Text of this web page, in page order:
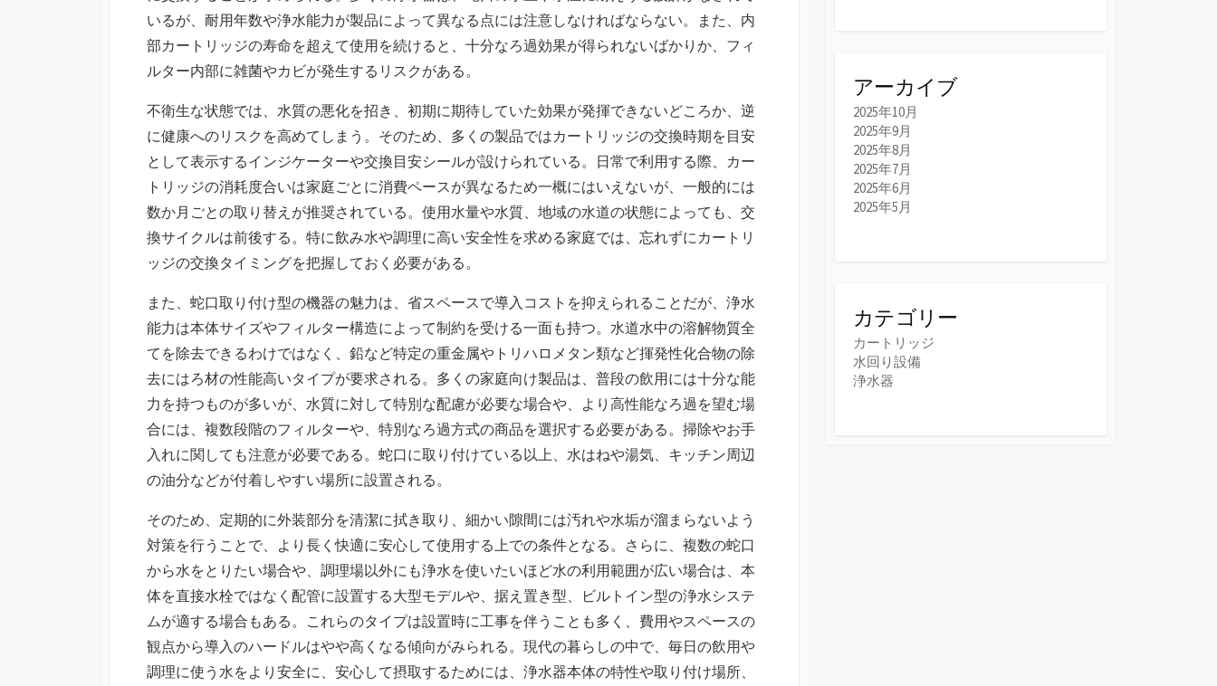
いるが、耐用年数や浄水能力が製品によって異なる点には注意しなければならない。また、内
部カートリッジの寿命を超えて使用を続けると、十分なろ過効果が得られないばかりか、フィ
ルター内部に雑菌やカビが発生するリスクがある。
不衛生な状態では、水質の悪化を招き、初期に期待していた効果が発揮できないどころか、逆
に健康へのリスクを高めてしまう。そのため、多くの製品ではカートリッジの交換時期を目安
として表示するインジケーターや交換目安シールが設けられている。日常で利用する際、カー
トリッジの消耗度合いは家庭ごとに消費ペースが異なるため一概にはいえないが、一般的には
数か月ごとの取り替えが推奨されている。使用水量や水質、地域の水道の状態によっても、交
換サイクルは前後する。特に飲み水や調理に高い安全性を求める家庭では、忘れずにカートリ
ッジの交換タイミングを把握しておく必要がある。
また、蛇口取り付け型の機器の魅力は、省スペースで導入コストを抑えられることだが、浄水
能力は本体サイズやフィルター構造によって制約を受ける一面も持つ。水道水中の溶解物質全
てを除去できるわけではなく、鉛など特定の重金属やトリハロメタン類など揮発性化合物の除
去にはろ材の性能高いタイプが要求される。多くの家庭向け製品は、普段の飲用には十分な能
力を持つものが多いが、水質に対して特別な配慮が必要な場合や、より高性能なろ過を望む場
合には、複数段階のフィルターや、特別なろ過方式の商品を選択する必要がある。掃除やお手
入れに関しても注意が必要である。蛇口に取り付けている以上、水はねや湯気、キッチン周辺
の油分などが付着しやすい場所に設置される。
そのため、定期的に外装部分を清潔に拭き取り、細かい隙間には汚れや水垢が溜まらないよう
対策を行うことで、より長く快適に安心して使用する上での条件となる。さらに、複数の蛇口
から水をとりたい場合や、調理場以外にも浄水を使いたいほど水の利用範囲が広い場合は、本
体を直接水栓ではなく配管に設置する大型モデルや、据え置き型、ビルトイン型の浄水システ
ムが適する場合もある。これらのタイプは設置時に工事を伴うことも多く、費用やスペースの
観点から導入のハードルはやや高くなる傾向がみられる。現代の暮らしの中で、毎日の飲用や
調理に使う水をより安全に、安心して摂取するためには、浄水器本体の特性や取り付け場所、
アーカイブ
2025年10月
2025年9月
2025年8月
2025年7月
2025年6月
2025年5月
カテゴリー
カートリッジ
水回り設備
浄水器